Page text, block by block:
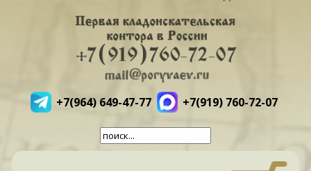
+7(964) 649-47-77 +7(919) 760-72-07